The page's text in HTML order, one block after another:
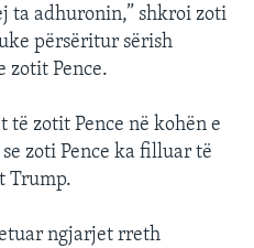
ta adhuronin,” shkroi zoti
përsëritur sërish
zotit Pence.
zotit Pence në kohën e
zoti Pence ka filluar të
Trump.
ngjarjet rreth